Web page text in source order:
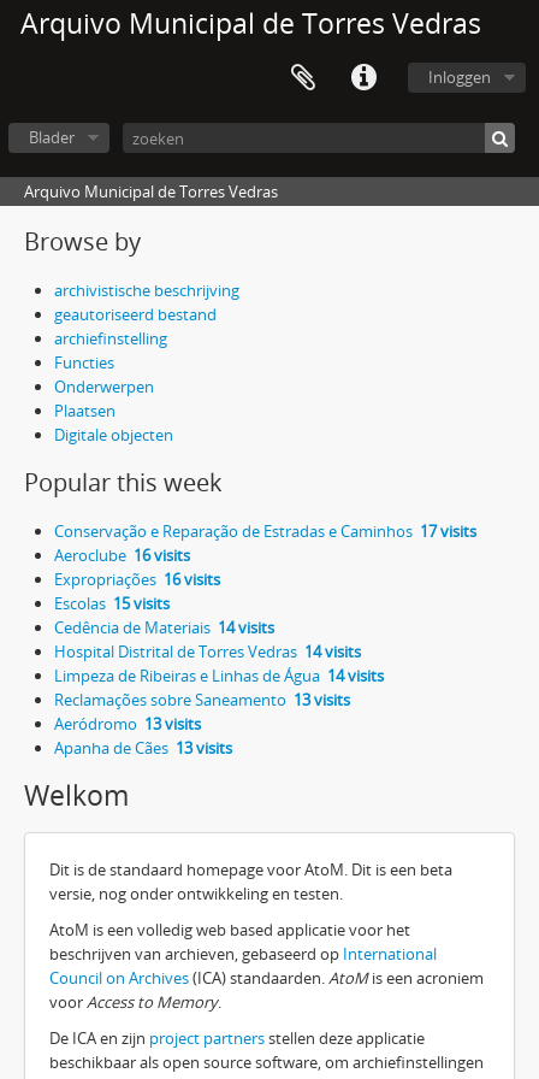
Arquivo Municipal de Torres Vedras
Inloggen
Blader
Arquivo Municipal de Torres Vedras
Browse by
archivistische beschrijving
geautoriseerd bestand
archiefinstelling
Functies
Onderwerpen
Plaatsen
Digitale objecten
Popular this week
Conservação e Reparação de Estradas e Caminhos 17 visits
Aeroclube 16 visits
Expropriações 16 visits
Escolas 15 visits
Cedência de Materiais 14 visits
Hospital Distrital de Torres Vedras 14 visits
Limpeza de Ribeiras e Linhas de Água 14 visits
Reclamações sobre Saneamento 13 visits
Aeródromo 13 visits
Apanha de Cães 13 visits
Welkom
Dit is de standaard homepage voor AtoM. Dit is een beta
versie, nog onder ontwikkeling en testen.
AtoM is een volledig web based applicatie voor het
beschrijven van archieven, gebaseerd op International
Council on Archives(ICA) standaarden.AtoMis een acroniem
voorAccess to Memory.
De ICA en zijn project partnersstellen deze applicatie
beschikbaar als open source software, om archiefinstellingen